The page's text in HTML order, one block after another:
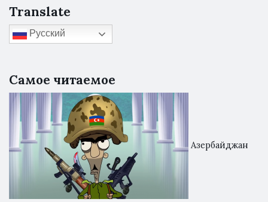
Translate
Русский
Самое читаемое
Азербайджан